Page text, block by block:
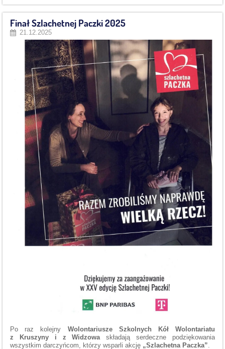
Z
WIDZOWA
W
TURNIEJU
GWIAZDKOWYM:
Finał Szlachetnej Paczki 2025
21.12.2025
Po raz kolejny Wolontariusze Szkolnych Kół Wolontariatu
z Kruszyny i z Widzowaskładają serdeczne podziękowania
wszystkim darczyńcom, którzy wsparli akcję „Szlachetna Paczka”.